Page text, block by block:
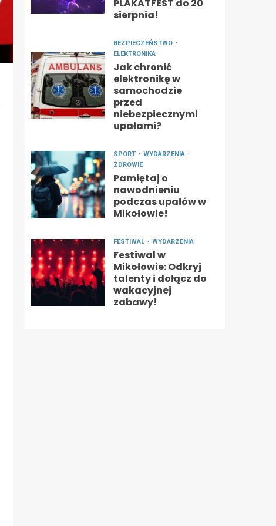
PLAKATFEST do 20
sierpnia!
BEZPIECZEŃSTWO
ELEKTRONIKA
Jak chronić
elektronikę w
samochodzie
przed
niebezpiecznymi
upałami?
SPORT
WYDARZENIA
ZDROWIE
Pamiętaj o
nawodnieniu
podczas upałów w
Mikołowie!
FESTIWAL WYDARZENIA
Festiwal w
Mikołowie: Odkryj
talenty i dołącz do
wakacyjnej
zabawy!